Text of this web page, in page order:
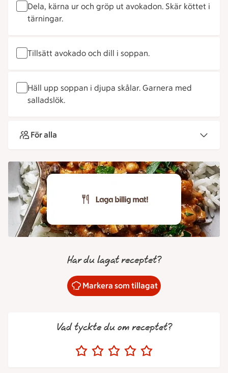
Dela, kärna ur och gröp ut avokadon. Skär köttet i
tärningar.
Tillsätt avokado och dill i soppan.
Häll upp soppan i djupa skålar. Garnera med
salladslök.
För alla
Har du lagat receptet?
Markera som tillagat
Vad tyckte du om receptet?